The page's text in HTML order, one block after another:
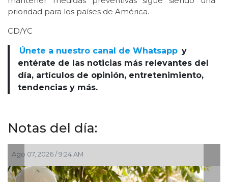
prioridad para los países de América.
CD/YC
Únete a nuestro canal de Whatsapp y
entérate de las noticias más relevantes del
día, artículos de opinión, entretenimiento,
tendencias y más.
Notas del día:
/ 9:24 AM